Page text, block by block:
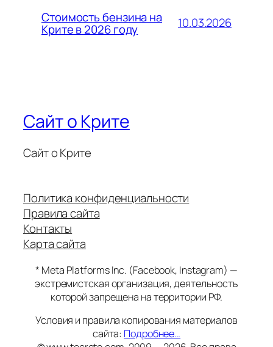
Стоимость бензина на
Крите в 2026 году 10.03.2026
Сайт о Крите
Сайт о Крите
Политика конфиденциальности
Правила сайта
Контакты
Карта сайта
* Meta Platforms Inc. (Facebook, Instagram) —
экстремистская организация, деятельность
которой запрещена на территории РФ.
Условия и правила копирования материалов
сайта: Подробнее…